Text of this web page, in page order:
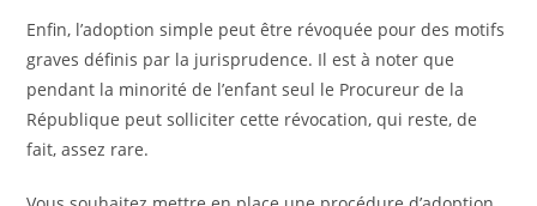
Enfin, l’adoption simple peut être révoquée pour des motifs
graves définis par la jurisprudence. Il est à noter que
pendant la minorité de l’enfant seul le Procureur de la
République peut solliciter cette révocation, qui reste, de
fait, assez rare.